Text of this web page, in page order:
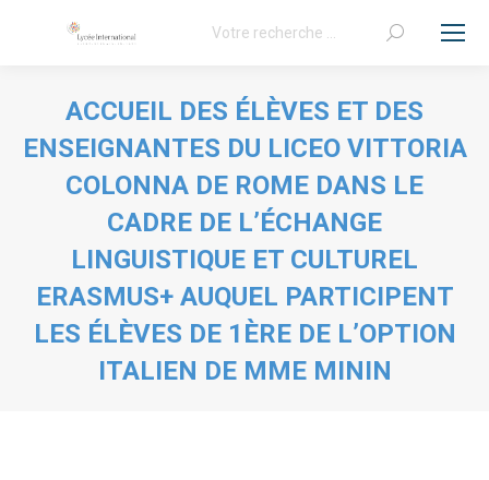
Recherche
ACCUEIL DES ÉLÈVES ET DES
ENSEIGNANTES DU LICEO VITTORIA
COLONNA DE ROME DANS LE
CADRE DE L’ÉCHANGE
LINGUISTIQUE ET CULTUREL
ERASMUS+ AUQUEL PARTICIPENT
LES ÉLÈVES DE 1ÈRE DE L’OPTION
ITALIEN DE MME MININ